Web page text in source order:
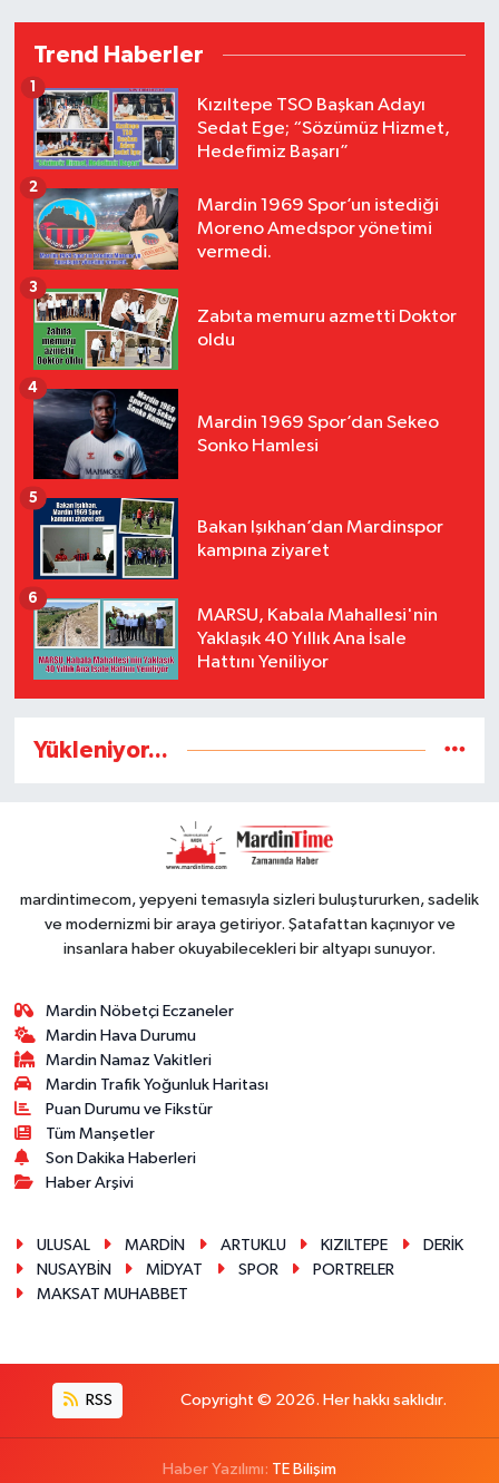
Trend Haberler
Kızıltepe TSO Başkan Adayı
Sedat Ege; “Sözümüz Hizmet,
Hedefimiz Başarı”
1
Mardin 1969 Spor’un istediği
Moreno Amedspor yönetimi
vermedi.
2
Zabıta memuru azmetti Doktor
oldu
3
Mardin 1969 Spor’dan Sekeo
Sonko Hamlesi
4
Bakan Işıkhan’dan Mardinspor
kampına ziyaret
5
MARSU, Kabala Mahallesi'nin
Yaklaşık 40 Yıllık Ana İsale
Hattını Yeniliyor
6
Yükleniyor...
mardintimecom, yepyeni temasıyla sizleri buluştururken, sadelik
ve modernizmi bir araya getiriyor. Şatafattan kaçınıyor ve
insanlara haber okuyabilecekleri bir altyapı sunuyor.
Mardin Nöbetçi Eczaneler
Mardin Hava Durumu
Mardin Namaz Vakitleri
Mardin Trafik Yoğunluk Haritası
Puan Durumu ve Fikstür
Tüm Manşetler
Son Dakika Haberleri
Haber Arşivi
ULUSAL MARDİN ARTUKLU KIZILTEPE
DERİK
NUSAYBİN
MİDYAT SPOR
PORTRELER
MAKSAT MUHABBET
RSS Copyright © 2026. Her hakkı saklıdır.
Haber Yazılımı: TE Bilişim